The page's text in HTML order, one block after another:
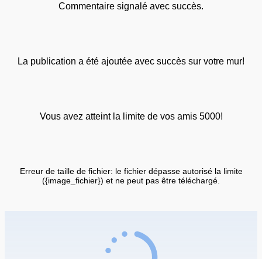
Commentaire signalé avec succès.
La publication a été ajoutée avec succès sur votre mur!
Vous avez atteint la limite de vos amis 5000!
Erreur de taille de fichier: le fichier dépasse autorisé la limite
({image_fichier}) et ne peut pas être téléchargé.